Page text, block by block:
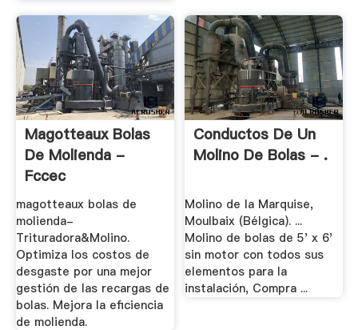
Magotteaux Bolas
De Molienda -
Fccec
magotteaux bolas de
molienda-
Trituradora&Molino.
Optimiza los costos de
desgaste por una mejor
gestión de las recargas de
bolas. Mejora la eficiencia
de molienda.
Conductos De Un
Molino De Bolas - .
Molino de la Marquise,
Moulbaix (Bélgica). ...
Molino de bolas de 5' x 6'
sin motor con todos sus
elementos para la
instalación, Compra ...